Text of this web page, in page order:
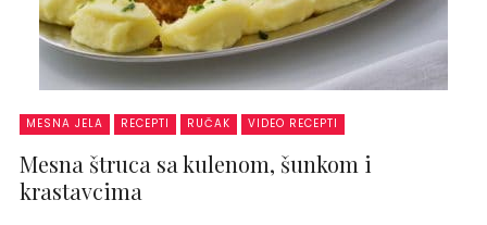
MESNA JELA RECEPTI RUČAK VIDEO RECEPTI
Mesna štruca sa kulenom, šunkom i
krastavcima